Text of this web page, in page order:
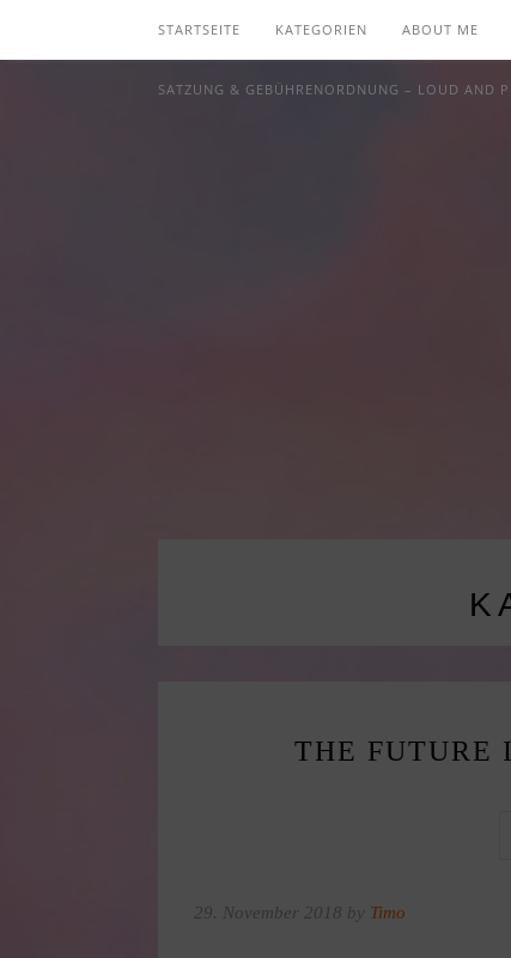
STARTSEITE KATEGORIEN ABOUT ME
SATZUNG & GEBÜHRENORDNUNG – LOUD AND
THE FUTURE
29. November 2018 by Timo